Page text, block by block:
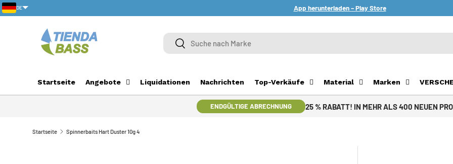
DIREKT ZUM INHALT
App herunterladen – Play Store
Suche
Suche
Startseite Angebote Liquidationen Nachrichten Top-Verkäufe Material Marken
ENDGÜLTIGE ABRECHNUNG 25 % RABATT! IN MEHR ALS 400 NEUEN
Startseite Spinnerbaits Hart Duster 10g 4
DE